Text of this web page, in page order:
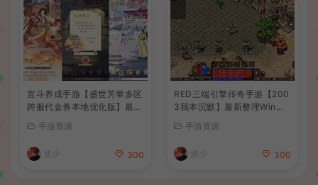
宫斗养成手游【盛世芳華多区
跨服代金券本地优化版】最新
手工服务端+CDK授权后台
+安卓+详细搭建教程
手游资源
波少 300
RED三端引擎传奇手游【200
3我本沉默】最新整理Win系
细搭建教程
手游资源
波少 300